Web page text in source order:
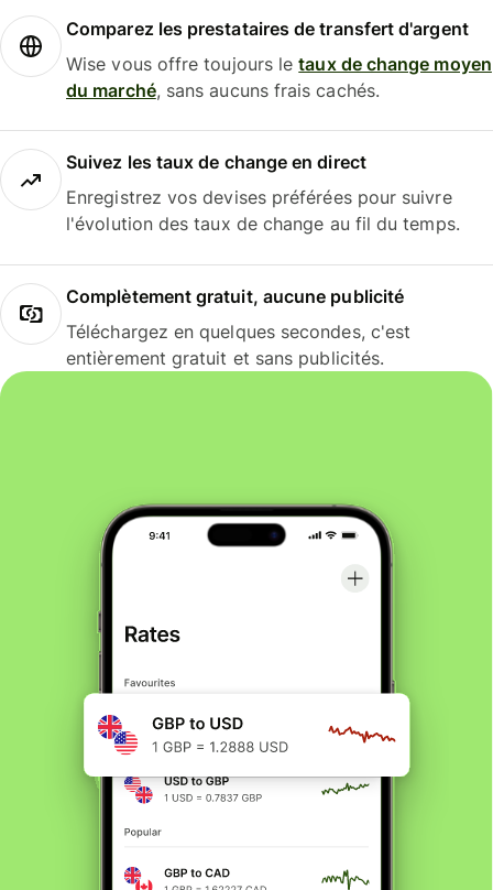
Comparez les prestataires de transfert d'argent
Wise vous offre toujours letaux de change moyen
du marché, sans aucuns frais cachés.
Suivez les taux de change en direct
Enregistrez vos devises préférées pour suivre
l'évolution des taux de change au fil du temps.
Complètement gratuit, aucune publicité
Téléchargez en quelques secondes, c'est
entièrement gratuit et sans publicités.